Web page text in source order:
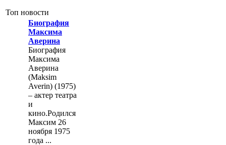
Топ новости
Биография
Максима
Аверина
Биография
Максима
Аверина
(Maksim
Averin) (1975)
– актер театра
и
кино.Родился
Максим 26
ноября 1975
года ...